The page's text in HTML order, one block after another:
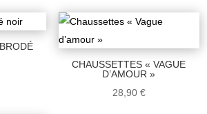
CHAUSSETTES « VAGUE
D’AMOUR »
28,90 €